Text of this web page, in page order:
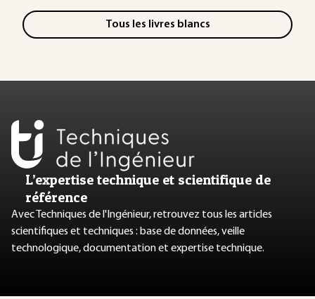
Tous les livres blancs
L’expertise technique et scientifique de
référence
Avec Techniques de l'Ingénieur, retrouvez tous les articles
scientifiques et techniques : base de données, veille
technologique, documentation et expertise technique.